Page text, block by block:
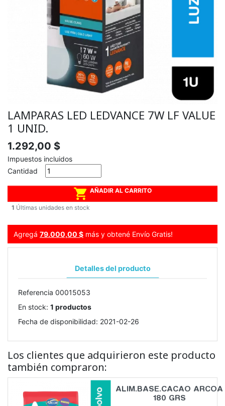
LAMPARAS LED LEDVANCE 7W LF VALUE
1 UNID.
1.292,00 $
Impuestos incluidos
Cantidad
 AÑADIR AL CARRITO
1 Últimas unidades en stock
Agregá 79.000,00 $ más y obtené Envío Gratis!
Detalles del producto
Referencia 00015053
En stock: 1 productos
Fecha de disponibilidad: 2021-02-26
Los clientes que adquirieron este producto
también compraron:
ALIM.BASE.CACAO ARCOA
180 GRS